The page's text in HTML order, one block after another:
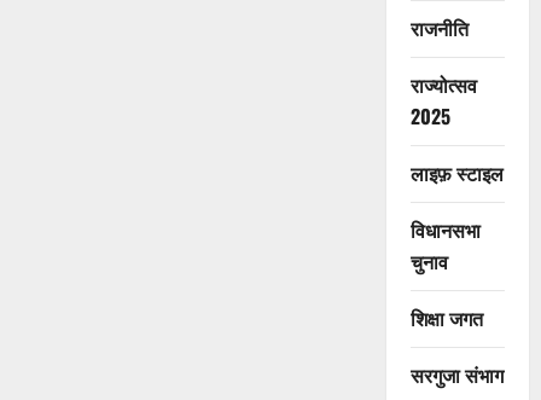
राजनीति
राज्योत्सव
2025
लाइफ़ स्टाइल
विधानसभा
चुनाव
शिक्षा जगत
सरगुजा संभाग